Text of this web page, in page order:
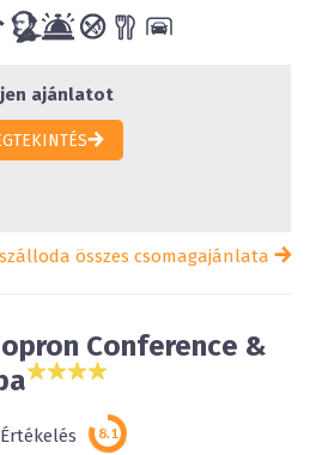
ajánlatot
összes csomagajánlata
Conference &
Értékelés